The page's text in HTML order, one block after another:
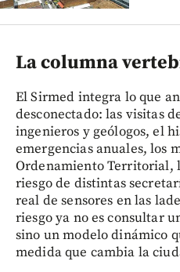
La columna
El Sirmed integra lo que
desconectado: las visitas
ingenieros y geólogos, el
emergencias anuales, los
Ordenamiento Territorial,
riesgo de distintas
real de sensores en las
riesgo ya no es consultar
sino un modelo dinámico
medida que cambia la